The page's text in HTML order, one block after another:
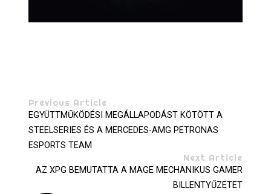
Previous Article
EGYÜTTMŰKÖDÉSI MEGÁLLAPODÁST KÖTÖTT A
STEELSERIES ÉS A MERCEDES-AMG PETRONAS
ESPORTS TEAM
Next Article
AZ XPG BEMUTATTA A MAGE MECHANIKUS GAMER
BILLENTYŰZETET